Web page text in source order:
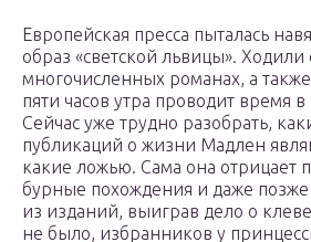
Европейская пресса пыталась
образ «светской львицы». Ходили
многочисленных романах, а
пяти часов утра проводит время
Сейчас уже трудно разобрать,
публикаций о жизни Мадлен
какие ложью. Сама она отрицает
бурные похождения и даже позже
из изданий, выиграв дело о
не было, избранников у